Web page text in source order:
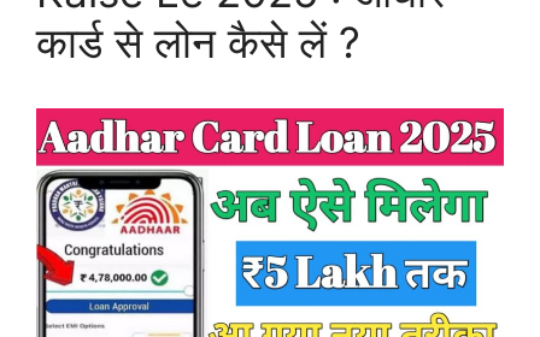
कार्ड से लोन कैसे लें ?